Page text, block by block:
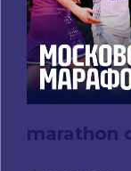
marathon